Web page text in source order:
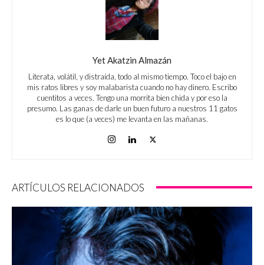
Yet Akatzin Almazán
Literata, volátil, y distraída, todo al mismo tiempo. Toco el bajo en
mis ratos libres y soy malabarista cuando no hay dinero. Escribo
cuentitos a veces. Tengo una morrita bien chida y por eso la
presumo. Las ganas de darle un buen futuro a nuestros 11 gatos
es lo que (a veces) me levanta en las mañanas.
ARTÍCULOS RELACIONADOS